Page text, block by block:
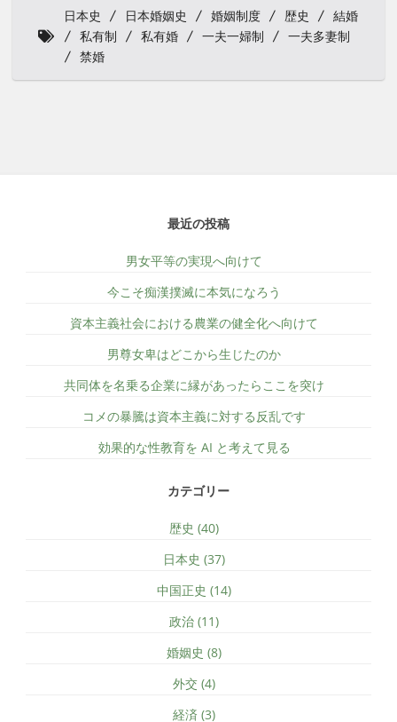
日本史 日本婚姻史 婚姻制度 歴史
結婚
私有制
私有婚 一夫一婦制
一夫多妻制
禁婚
最近の投稿
男女平等の実現へ向けて
今こそ痴漢撲滅に本気になろう
資本主義社会における農業の健全化へ向けて
男尊女卑はどこから生じたのか
共同体を名乗る企業に縁があったらここを突け
コメの暴騰は資本主義に対する反乱です
効果的な性教育を AI と考えて見る
カテゴリー
歴史 (40)
日本史 (37)
中国正史 (14)
政治 (11)
婚姻史 (8)
外交 (4)
経済 (3)